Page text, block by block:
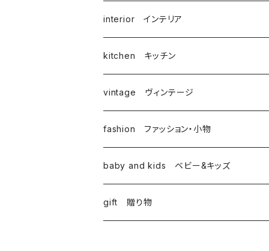
interior インテリア
kitchen キッチン
vintage ヴィンテージ
fashion ファッション・小物
baby and kids ベビー&キッズ
gift 贈り物